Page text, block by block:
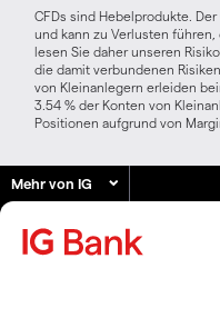
CFDs sind Hebelprodukte.
und kann zu Verlusten
lesen Sie daher unseren
die damit verbundenen
von Kleinanlegern erleiden
3.54 % der Konten von
Positionen aufgrund von
Mehr von IG